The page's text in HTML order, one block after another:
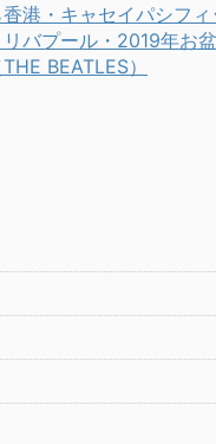
港・キャセイパシフィ
リバプール・2019年お
BEATLES）